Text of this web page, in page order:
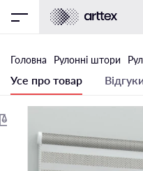
Головна Рулонні штори
Усе про товар